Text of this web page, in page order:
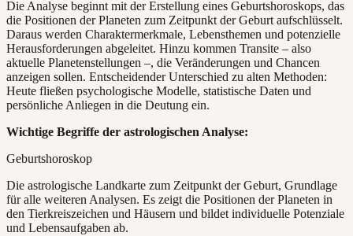
Die Analyse beginnt mit der Erstellung eines Geburtshoroskops, das
die Positionen der Planeten zum Zeitpunkt der Geburt aufschlüsselt.
Daraus werden Charaktermerkmale, Lebensthemen und potenzielle
Herausforderungen abgeleitet. Hinzu kommen Transite – also
aktuelle Planetenstellungen –, die Veränderungen und Chancen
anzeigen sollen. Entscheidender Unterschied zu alten Methoden:
Heute fließen psychologische Modelle, statistische Daten und
persönliche Anliegen in die Deutung ein.
Wichtige Begriffe der astrologischen Analyse:
Geburtshoroskop
Die astrologische Landkarte zum Zeitpunkt der Geburt, Grundlage
für alle weiteren Analysen. Es zeigt die Positionen der Planeten in
den Tierkreiszeichen und Häusern und bildet individuelle Potenziale
und Lebensaufgaben ab.